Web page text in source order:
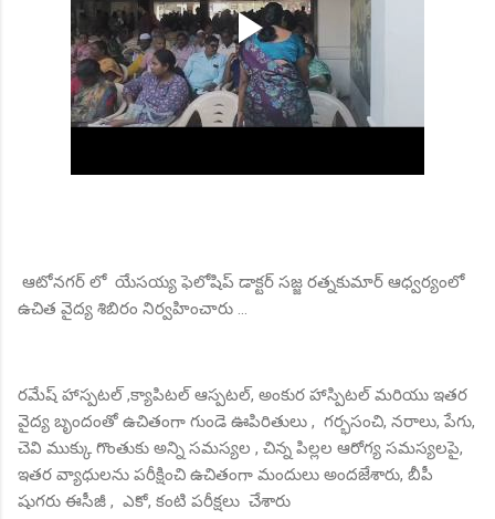
ఆటోనగర్ లో యేసయ్య ఫెలోషిప్ డాక్టర్ సజ్జ రత్నకుమార్ ఆధ్వర్యంలో
ఉచిత వైద్య శిబిరం నిర్వహించారు ...
రమేష్ హాస్పటల్ ,క్యాపిటల్ ఆస్పటల్, అంకుర హాస్పిటల్ మరియు ఇతర
వైద్య బృందంతో ఉచితంగా గుండె ఊపిరితులు , గర్భసంచి, నరాలు, పేగు,
చెవి ముక్కు గొంతుకు అన్ని సమస్యల , చిన్న పిల్లల ఆరోగ్య సమస్యలపై,
ఇతర వ్యాధులను పరీక్షించి ఉచితంగా మందులు అందజేశారు, బీపీ
షుగరు ఈసీజీ , ఎకో, కంటి పరీక్షలు చేశారు